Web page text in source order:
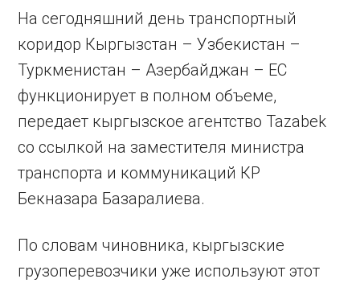
На сегодняшний день транспортный
коридор Кыргызстан – Узбекистан –
Туркменистан – Азербайджан – ЕС
функционирует в полном объеме,
передает кыргызское агентство Tazabek
со ссылкой на заместителя министра
транспорта и коммуникаций КР
Бекназара Базаралиева.
По словам чиновника, кыргызские
грузоперевозчики уже используют этот